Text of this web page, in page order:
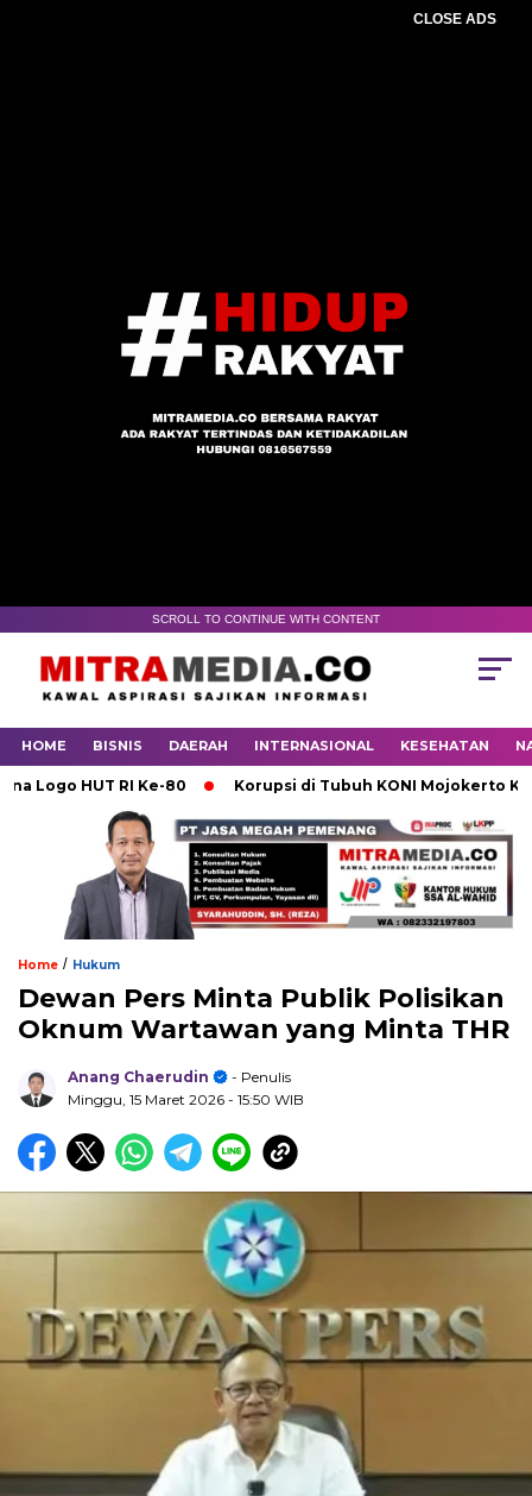
CLOSE ADS
SCROLL TO CONTINUE WITH CONTENT
HOME BISNIS DAERAH INTERNASIONAL KESEHATAN
HUT RI Ke-80 Korupsi di Tubuh KONI Mojokerto Karena
Home / Hukum
Dewan Pers Minta Publik Polisikan
Oknum Wartawan yang Minta THR
Anang Chaerudin
- Penulis
Minggu, 15 Maret 2026 - 15:50 WIB